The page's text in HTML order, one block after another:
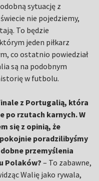
sytuację z
nie pojedziemy,
To będzie
jeden piłkarz
co ostatnio powiedział
są na podobnym
w futbolu.
z Portugalią, która
po rzutach karnych. W
się z opinią, że
poradzilibyśmy
przemyślenia
Polaków? – To zabawne,
Walię jako rywala,